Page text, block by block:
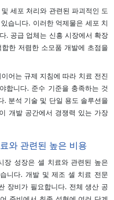
세포 처리와 관련된 파괴적인 도
습니다. 이러한 억제물은 세포 치
. 공급 업체는 신흥 시장에서 확장
한 저렴한 소모품 개발에 초점을
어는 규제 지침에 따라 치료 전진
합니다. 준수 기준을 충족하는 것
. 분석 기술 및 단일 용도 솔루션을
개발 공간에서 경쟁력 있는 가장
와 관련된 높은 비용
장 성장은 셀 치료와 관련된 높은
니다. 개발 및 제조 셀 치료 전문
장비가 필요합니다. 전체 생산 공